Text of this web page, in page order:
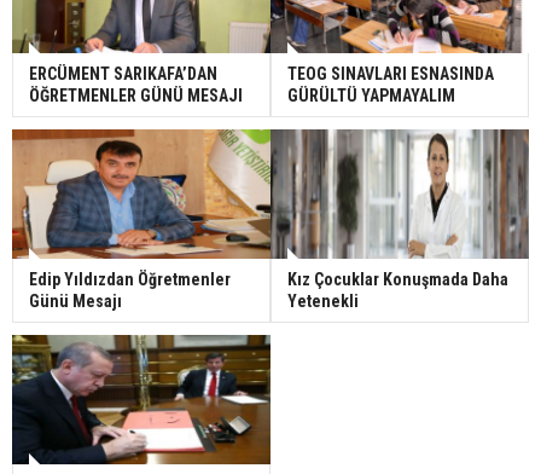
ERCÜMENT SARIKAFA’DAN
ÖĞRETMENLER GÜNÜ MESAJI
TEOG SINAVLARI ESNASINDA
GÜRÜLTÜ YAPMAYALIM
Edip Yıldızdan Öğretmenler
Günü Mesajı
Kız Çocuklar Konuşmada Daha
Yetenekli